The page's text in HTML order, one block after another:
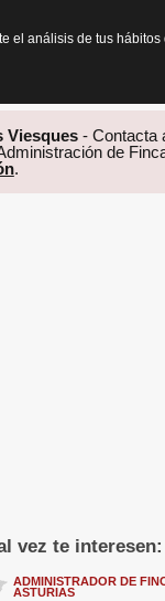
Viesques- Contacta
de
.
vez te interesen:
ADMINISTRADOR DE
ASTURIAS
análisis de tus